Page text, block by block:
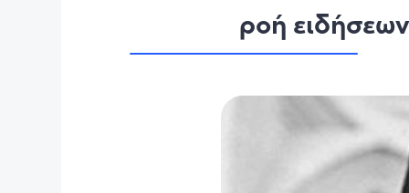
ροή ειδήσεων